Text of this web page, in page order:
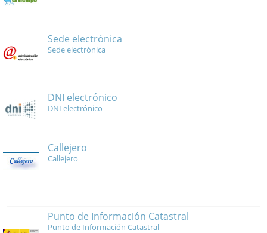
Sede electrónica
Sede electrónica
DNI electrónico
DNI electrónico
Callejero
Callejero
Punto de Información Catastral
Punto de Información Catastral